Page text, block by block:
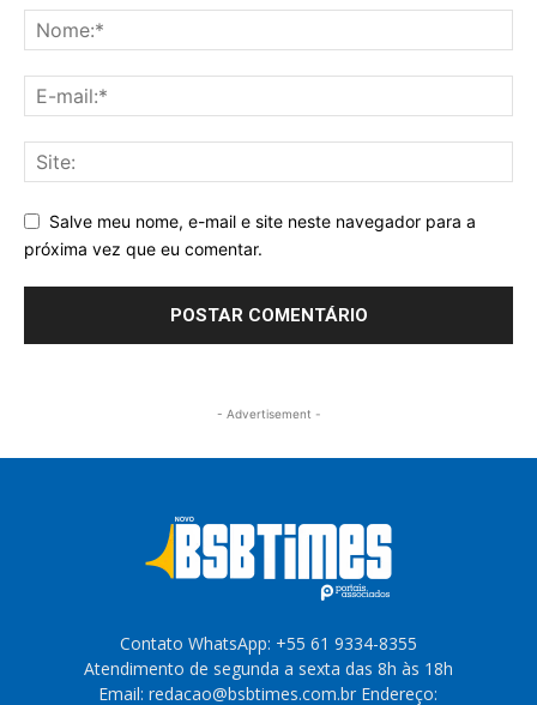
Salve meu nome, e-mail e site neste navegador para a
próxima vez que eu comentar.
- Advertisement -
Contato WhatsApp: +55 61 9334-8355
Atendimento de segunda a sexta das 8h às 18h
Email: redacao@bsbtimes.com.br Endereço: